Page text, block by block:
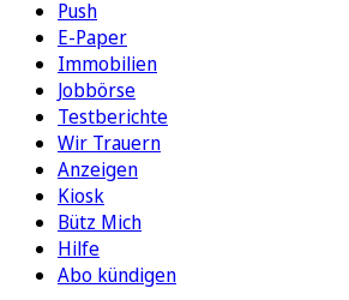
Push
E-Paper
Immobilien
Jobbörse
Testberichte
Wir Trauern
Anzeigen
Kiosk
Bütz Mich
Hilfe
Abo kündigen